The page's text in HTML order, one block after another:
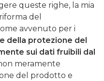
queste righe, la mia
del
avvenuto per i
della protezione del
sui dati fruibili dal
meramente
del prodotto e